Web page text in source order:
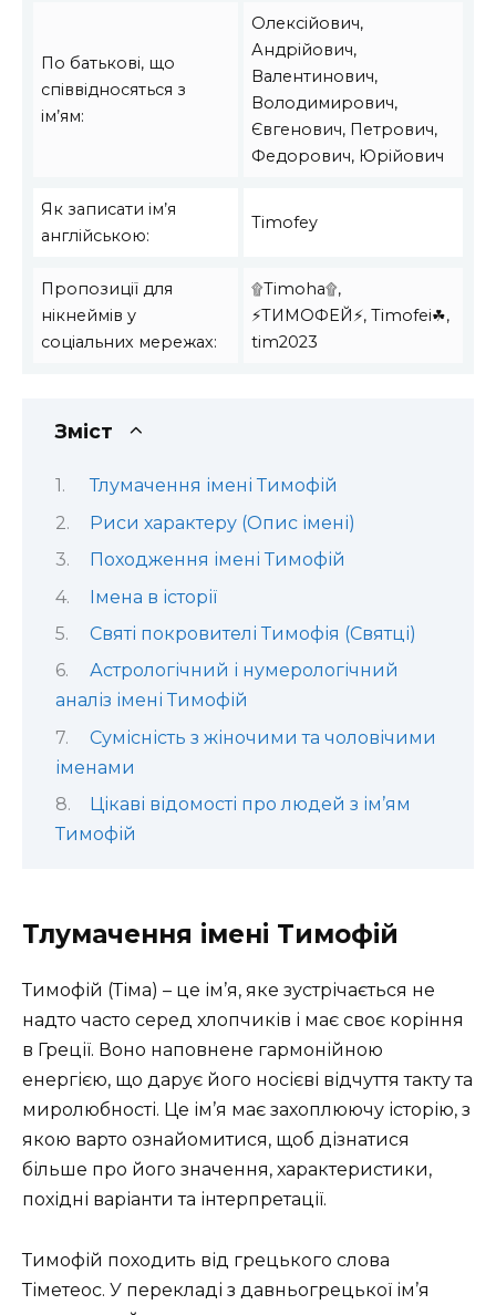
По батькові, що
співвідносяться з
ім’ям:
Олексійович,
Андрійович,
Валентинович,
Володимирович,
Євгенович, Петрович,
Федорович, Юрійович
Як записати ім’я
англійською:
Timofey
Пропозиції для
нікнеймів у
соціальних мережах:
۩Timoha۩,
⚡ТИМОФЕЙ⚡, Timofei☘,
tim2023
Зміст
Тлумачення імені Тимофій
Риси характеру (Опис імені)
Походження імені Тимофій
Імена в історії
Святі покровителі Тимофія (Святці)
Астрологічний і нумерологічний
аналіз імені Тимофій
Сумісність з жіночими та чоловічими
іменами
Цікаві відомості про людей з ім’ям
Тимофій
Тлумачення імені Тимофій
Тимофій (Тіма) – це ім’я, яке зустрічається не
надто часто серед хлопчиків і має своє коріння
в Греції. Воно наповнене гармонійною
енергією, що дарує його носієві відчуття такту та
миролюбності. Це ім’я має захоплюючу історію, з
якою варто ознайомитися, щоб дізнатися
більше про його значення, характеристики,
похідні варіанти та інтерпретації.
Тимофій походить від грецького слова
Тіметеос. У перекладі з давньогрецької ім’я